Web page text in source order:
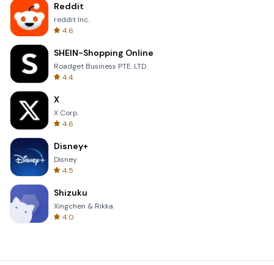
Reddit
reddit Inc.
4.6
SHEIN-Shopping Online
Roadget Business PTE. LTD.
4.4
X
X Corp.
4.6
Disney+
Disney
4.5
Shizuku
Xingchen & Rikka
4.0